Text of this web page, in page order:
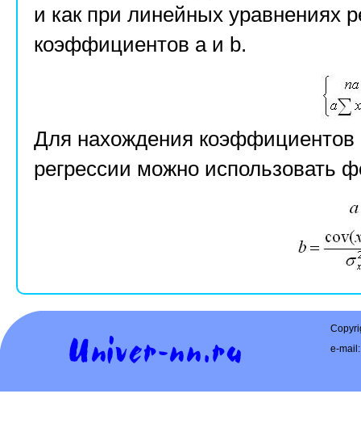
и как при линейных уравнениях
коэффициентов a и b.
Для нахождения
регрессии можно использовать
e-